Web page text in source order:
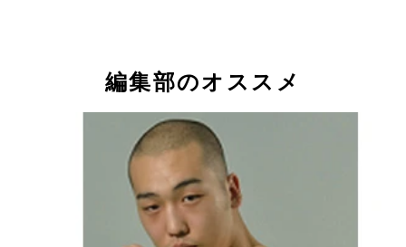
編集部のオススメ